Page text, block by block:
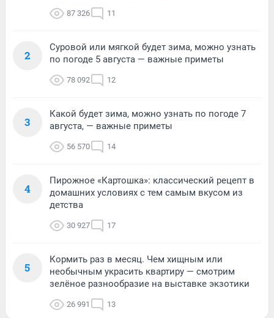
87 326 11
2
Суровой или мягкой будет зима, можно узнать
по погоде 5 августа — важные приметы
78 092 12
3
Какой будет зима, можно узнать по погоде 7
августа, — важные приметы
56 570 14
4
Пирожное «Картошка»: классический рецепт в
домашних условиях с тем самым вкусом из
детства
30 927 17
5
Кормить раз в месяц. Чем хищным или
необычным украсить квартиру — смотрим
зелёное разнообразие на выставке экзотики
26 991 13